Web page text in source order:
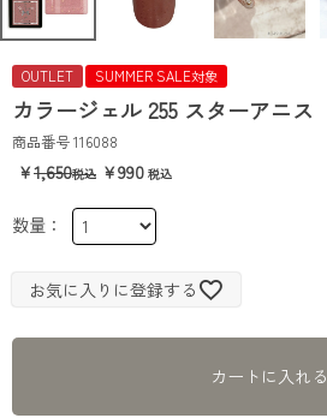
OUTLET SUMMER SALE対象
カラージェル 255 スターアニス
商品番号116088
1,650 990
お気に入りに登録する
カートに入れる